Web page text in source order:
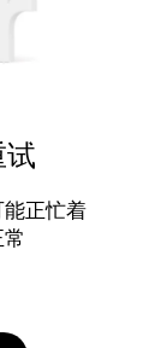
试
正忙着